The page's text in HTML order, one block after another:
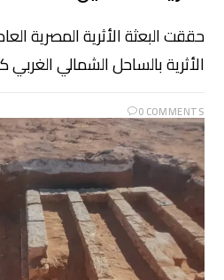
حققت البعثة الأثرية المصرية
الأثرية بالساحل الشمالي الغربي
0 COMMENTS